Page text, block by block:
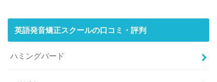
英語発音矯正スクールの口コミ・評判
ハミングバード